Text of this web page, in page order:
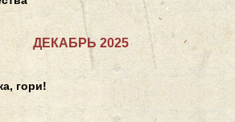
ДЕКАБРЬ 2025
гори!